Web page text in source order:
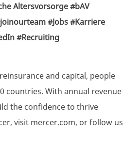
Altersvorsorge #bAV
#Jobs#Karriere
#Recruiting
and capital, people
countries. With annual revenue
the confidence to thrive
visit mercer.com, or follow us